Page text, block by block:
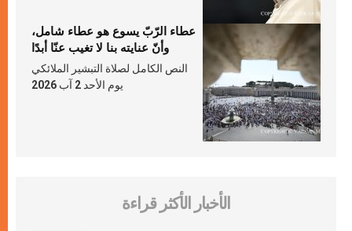
عطاء الرّبّ يسوع هو عطاء شامل،
وأنّ عنايته بنا لا تغيب عنّا أبدًا
النص الكامل لصلاة التبشير الملائكي
يوم الأحد 2 آب 2026
الأخبار الأكثر قراءة